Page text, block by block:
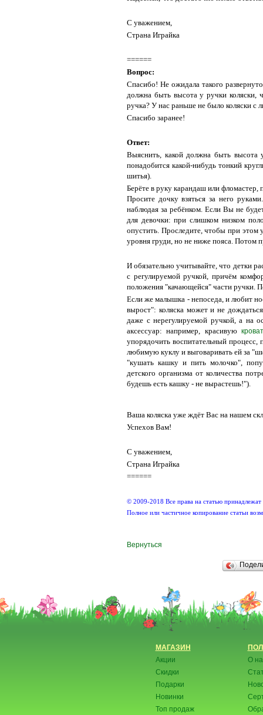
С уважением,
Страна Играйка
======
Вопрос:
Спасибо! Не ожидала такого
должна быть высота у ручки коляски,
ручка? У нас раньше не было коляски с
Спасибо заранее!
Ответ:
Выяснить, какой должна быть высота
понадобится какой-нибудь тонкий
шитья).
Берёте в руку карандаш или
Просите дочку взяться за него
наблюдая за ребёнком. Если Вы не
для девочки: при слишком низком
опустить. Проследите, чтобы при этом
уровня груди, но не ниже пояса. Потом
И обязательно учитывайте, что детки
с регулируемой ручкой, причём
положения "качающейся" части ручки.
Если же малышка - непоседа, и любит
вырост": коляска может и не
даже с нерегулируемой ручкой, а на
аксессуар: например, красивую
упорядочить воспитательный процесс,
любимую куклу и выговаривать ей за
"кушать кашку и пить молочко",
детского организма от количества
будешь есть кашку - не вырастешь!").
Ваша коляска уже ждёт Вас на нашем
Успехов Вам!
С уважением,
Страна Играйка
======
© 2009-2018 Все права на статью
Полное или частичное копирование статьи
Вернуться
МАГАЗИН
Акции
Скидки
Подарки
Новинки
Топ продаж
О